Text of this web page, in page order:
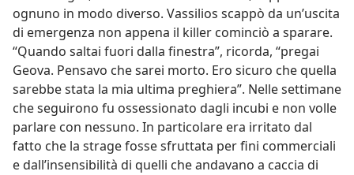
ognuno in modo diverso. Vassilios scappò da un’uscita
di emergenza non appena il killer cominciò a sparare.
“Quando saltai fuori dalla finestra”, ricorda, “pregai
Geova. Pensavo che sarei morto. Ero sicuro che quella
sarebbe stata la mia ultima preghiera”. Nelle settimane
che seguirono fu ossessionato dagli incubi e non volle
parlare con nessuno. In particolare era irritato dal
fatto che la strage fosse sfruttata per fini commerciali
e dall’insensibilità di quelli che andavano a caccia di